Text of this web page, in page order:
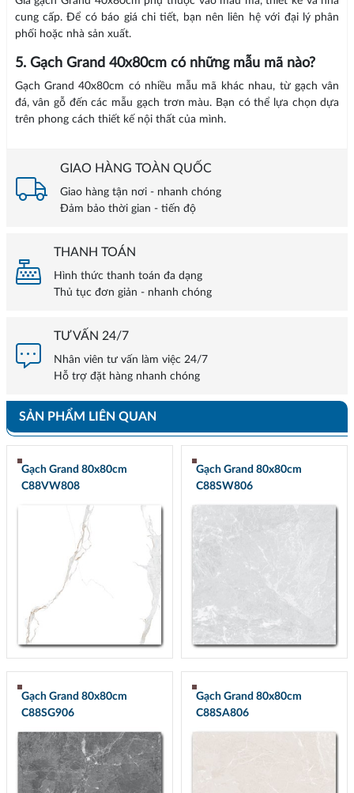
cung cấp. Để có báo giá chi tiết, bạn nên liên hệ với đại lý phân
phối hoặc nhà sản xuất.
5. Gạch Grand 40x80cm có những mẫu mã nào?
Gạch Grand 40x80cm có nhiều mẫu mã khác nhau, từ gạch vân
đá, vân gỗ đến các mẫu gạch trơn màu. Bạn có thể lựa chọn dựa
trên phong cách thiết kế nội thất của mình.
GIAO HÀNG TOÀN QUỐC
Giao hàng tận nơi - nhanh chóng
Đảm bảo thời gian - tiến độ
THANH TOÁN
Hình thức thanh toán đa dạng
Thủ tục đơn giản - nhanh chóng
TƯ VẤN 24/7
Nhân viên tư vấn làm việc 24/7
Hỗ trợ đặt hàng nhanh chóng
SẢN PHẨM LIÊN QUAN
Gạch Grand 80x80cm
C88VW808
Gạch Grand 80x80cm
C88SW806
Gạch Grand 80x80cm
C88SG906
Gạch Grand 80x80cm
C88SA806